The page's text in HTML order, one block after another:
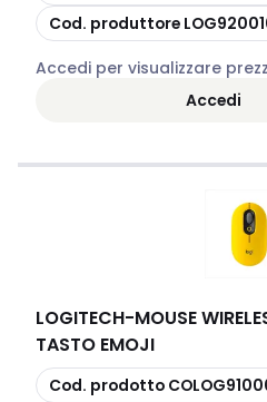
copia
Cod. produttore
Accedi per visualizzare
Accedi
LOGITECH-MOUSE
TASTO EMOJI
copia
Cod. prodotto